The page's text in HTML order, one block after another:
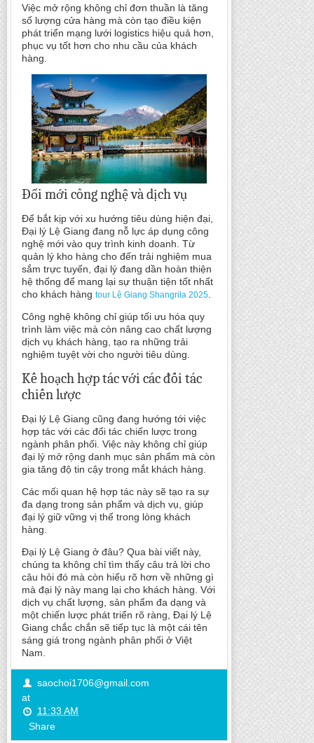
Việc mở rộng không chỉ đơn thuần là tăng
số lượng cửa hàng mà còn tạo điều kiện
phát triển mạng lưới logistics hiệu quả hơn,
phục vụ tốt hơn cho nhu cầu của khách
hàng.
Đổi mới công nghệ và dịch vụ
Để bắt kịp với xu hướng tiêu dùng hiện đại,
Đại lý Lệ Giang đang nỗ lực áp dụng công
nghệ mới vào quy trình kinh doanh. Từ
quản lý kho hàng cho đến trải nghiệm mua
sắm trực tuyến, đại lý đang dần hoàn thiện
hệ thống để mang lại sự thuận tiện tốt nhất
cho khách hàng tour Lệ Giang Shangrila 2025.
Công nghệ không chỉ giúp tối ưu hóa quy
trình làm việc mà còn nâng cao chất lượng
dịch vụ khách hàng, tạo ra những trải
nghiệm tuyệt vời cho người tiêu dùng.
Kế hoạch hợp tác với các đối tác
chiến lược
Đại lý Lệ Giang cũng đang hướng tới việc
hợp tác với các đối tác chiến lược trong
ngành phân phối. Việc này không chỉ giúp
đại lý mở rộng danh mục sản phẩm mà còn
gia tăng độ tin cậy trong mắt khách hàng.
Các mối quan hệ hợp tác này sẽ tạo ra sự
đa dạng trong sản phẩm và dịch vụ, giúp
đại lý giữ vững vị thế trong lòng khách
hàng.
Đại lý Lệ Giang ở đâu? Qua bài viết này,
chúng ta không chỉ tìm thấy câu trả lời cho
câu hỏi đó mà còn hiểu rõ hơn về những gì
mà đại lý này mang lại cho khách hàng. Với
dịch vụ chất lượng, sản phẩm đa dạng và
một chiến lược phát triển rõ ràng, Đại lý Lệ
Giang chắc chắn sẽ tiếp tục là một cái tên
sáng giá trong ngành phân phối ở Việt
Nam.
saochoi1706@gmail.com
at
11:33 AM
Share